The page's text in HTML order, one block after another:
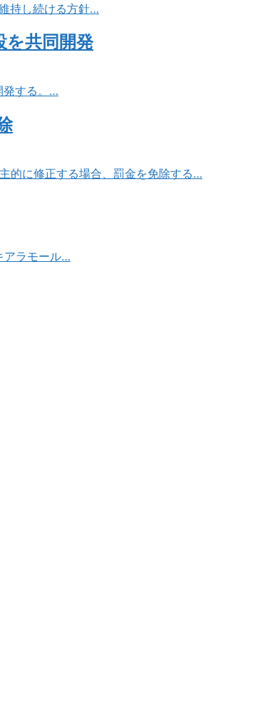
持し続ける方針…
を共同開発
発する。…
的に修正する場合、罰金を免除する…
アラモール…